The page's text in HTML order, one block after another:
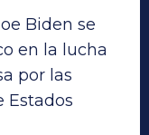
Biden se
en la lucha
por las
Estados